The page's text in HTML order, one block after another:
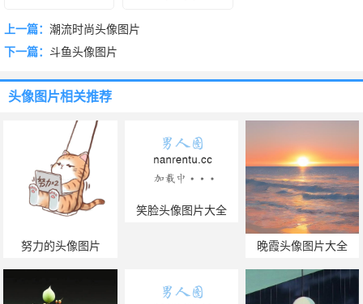
上一篇： 潮流时尚头像图片
下一篇： 斗鱼头像图片
头像图片相关推荐
努力的头像图片
笑脸头像图片大全
晚霞头像图片大全